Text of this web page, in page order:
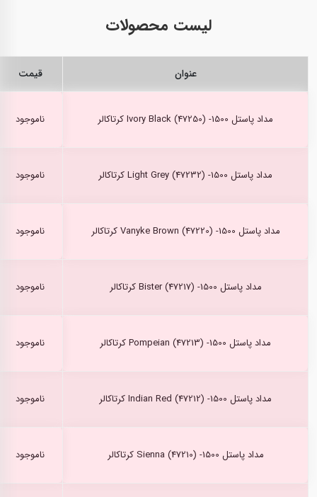
لیست محصولات
عنوان قیمت
مداد پاستل Ivory Black (47250) -1500 کرتاکالر ناموجود
مداد پاستل Light Grey (47232) -1500 کرتاکالر ناموجود
مداد پاستل Vanyke Brown (47220) -1500 کرتاکالر ناموجود
مداد پاستل Bister (47217) -1500 کرتاکالر ناموجود
مداد پاستل Pompeian (47213) -1500 کرتاکالر ناموجود
مداد پاستل Indian Red (47212) -1500 کرتاکالر ناموجود
مداد پاستل Sienna (47210) -1500 کرتاکالر ناموجود